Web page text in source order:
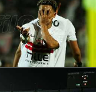
الدوري المصري
الدوري الإنجليزي